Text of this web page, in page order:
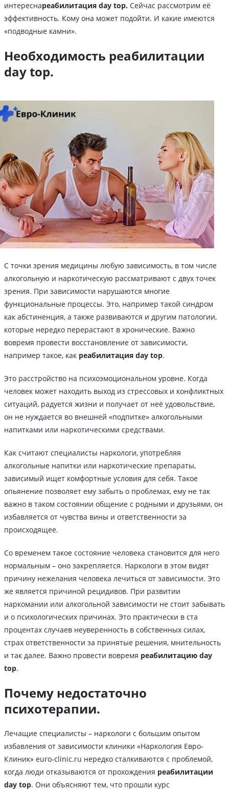
интереснареабилитация day top. Сейчас рассмотрим её
эффективность. Кому она может подойти. И какие имеются
«подводные камни».
Необходимость реабилитации
day top.
С точки зрения медицины любую зависимость, в том числе
алкогольную и наркотическую рассматривают с двух точек
зрения. При зависимости нарушаются многие
функциональные процессы. Это, например такой синдром
как абстиненция, а также развиваются и другим патологии,
которые нередко перерастают в хронические. Важно
вовремя провести восстановление от зависимости,
например такое, как реабилитация day top.
Это расстройство на психоэмоциональном уровне. Когда
человек может находить выход из стрессовых и конфликтных
ситуаций, радуется жизни и получает от неё удовольствие,
он не нуждается во внешней «подпитке» алкогольными
напитками или наркотическими средствами.
Как считают специалисты наркологи, употребляя
алкогольные напитки или наркотические препараты,
зависимый ищет комфортные условия для себя. Такое
опьянение позволяет ему забыть о проблемах, ему не так
важно в таком состоянии общение с родными и друзьями, он
избавляется от чувства вины и ответственности за
происходящее.
Со временем такое состояние человека становится для него
нормальным – оно закрепляется. Наркологи в этом видят
причину нежелания человека лечиться от зависимости. Это
же является причиной рецидивов. При развитии
наркомании или алкогольной зависимости не стоит забывать
и о психологических причинах. Это практически в ста
процентах случаев неуверенность в собственных силах,
страх ответственности за принятые решения, мнительность
и так далее. Важно провести вовремя реабилитацию day
top.
Почему недостаточно
психотерапии.
Лечащие специалисты – наркологи с большим опытом
избавления от зависимости клиники «Наркология Евро-
Клиник» euro-clinic.ru нередко сталкиваются с проблемой,
когда люди отказываются от прохождения реабилитации
day top. Они объясняют тем, что прошли курс